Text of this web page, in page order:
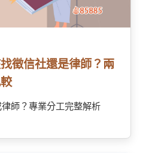
徵信社還是律師？兩
師？專業分工完整解析